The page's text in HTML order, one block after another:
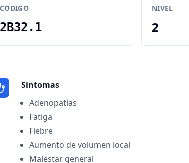
CODIGO
2B32.1
NIVEL
2
Sintomas
Adenopatías
Fatiga
Fiebre
Aumento de volumen local
Malestar general